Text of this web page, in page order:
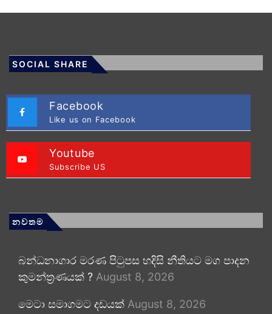
SOCIAL SHARE
Facebook
Like us on Facebook
Youtube
Subscribe US
නවතම
බන්ධනාගාර මරණ පිටුපස හදිසි නීතියට මග පාදන
කුමන්ත්‍රණයක් ? August 8, 2026
මෙටා සමාගමට දඩයක් August 8, 2026